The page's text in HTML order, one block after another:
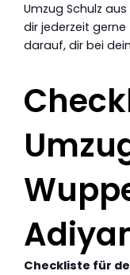
Umzug Schulz
dir jederzeit
darauf, dir bei
Checkliste für